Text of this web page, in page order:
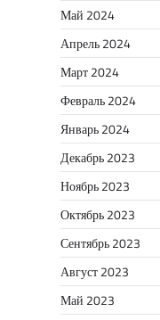
Май 2024
Апрель 2024
Март 2024
Февраль 2024
Январь 2024
Декабрь 2023
Ноябрь 2023
Октябрь 2023
Сентябрь 2023
Август 2023
Май 2023